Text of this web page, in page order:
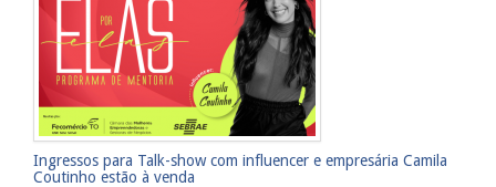
Ingressos para Talk-show com influencer e empresária Camila
Coutinho estão à venda